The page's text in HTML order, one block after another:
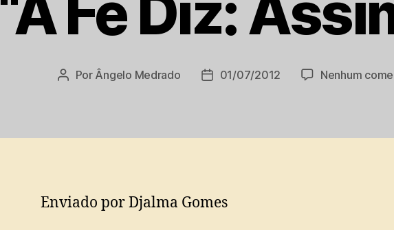
Autor
Por Ângelo Medrado
Data01/07/2012 Nenhum
Enviado por Djalma Gomes